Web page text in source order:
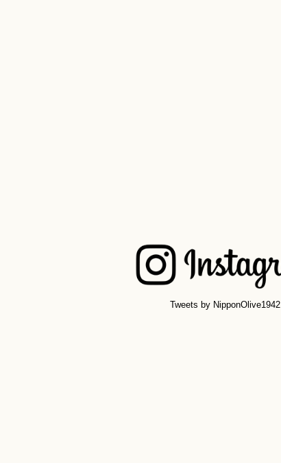
Tweets by NipponOlive1942